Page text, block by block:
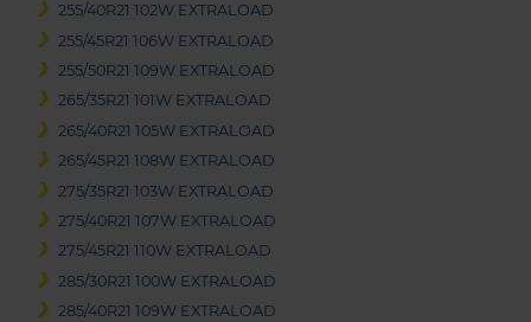
255/40R21 102W EXTRALOAD
255/45R21 106W EXTRALOAD
255/50R21 109W EXTRALOAD
265/35R21 101W EXTRALOAD
265/40R21 105W EXTRALOAD
265/45R21 108W EXTRALOAD
275/35R21 103W EXTRALOAD
275/40R21 107W EXTRALOAD
275/45R21 110W EXTRALOAD
285/30R21 100W EXTRALOAD
285/40R21 109W EXTRALOAD